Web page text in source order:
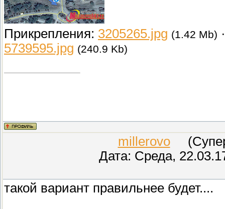
транспортный светофор.
ул.Российской от ул.Крупской
маршрутных транспортных
уступать дорогу транспорту
Прикрепления: 3205265.jpg (1.42 Mb)
5739595.jpg (240.9 Kb)
millerovo
Дата: Среда,
такой вариант правильнее будет....